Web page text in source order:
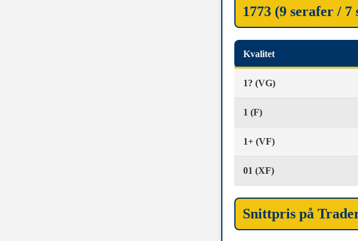
1773 (9 serafer / 7
Kvalitet
1? (VG)
1 (F)
1+ (VF)
01 (XF)
Snittpris på